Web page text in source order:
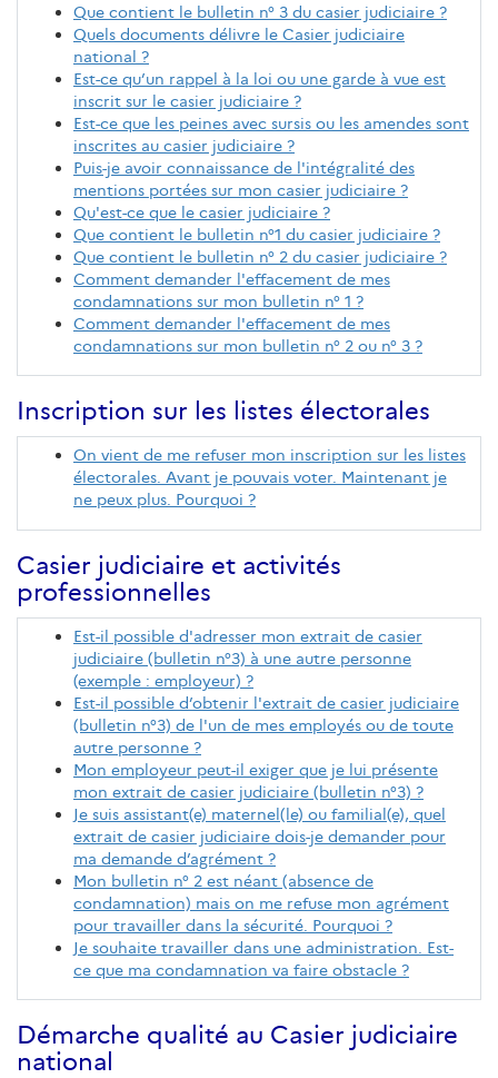
Que contient le bulletin n° 3 du casier judiciaire ?
Quels documents délivre le Casier judiciaire
national ?
Est-ce qu’un rappel à la loi ou une garde à vue est
inscrit sur le casier judiciaire ?
Est-ce que les peines avec sursis ou les amendes sont
inscrites au casier judiciaire ?
Puis-je avoir connaissance de l'intégralité des
mentions portées sur mon casier judiciaire ?
Qu'est-ce que le casier judiciaire ?
Que contient le bulletin n°1 du casier judiciaire ?
Que contient le bulletin n° 2 du casier judiciaire ?
Comment demander l'effacement de mes
condamnations sur mon bulletin n° 1 ?
Comment demander l'effacement de mes
condamnations sur mon bulletin n° 2 ou n° 3 ?
Inscription sur les listes électorales
On vient de me refuser mon inscription sur les listes
électorales. Avant je pouvais voter. Maintenant je
ne peux plus. Pourquoi ?
Casier judiciaire et activités
professionnelles
Est-il possible d'adresser mon extrait de casier
judiciaire (bulletin n°3) à une autre personne
(exemple : employeur) ?
Est-il possible d’obtenir l'extrait de casier judiciaire
(bulletin n°3) de l'un de mes employés ou de toute
autre personne ?
Mon employeur peut-il exiger que je lui présente
mon extrait de casier judiciaire (bulletin n°3) ?
Je suis assistant(e) maternel(le) ou familial(e), quel
extrait de casier judiciaire dois-je demander pour
ma demande d’agrément ?
Mon bulletin n° 2 est néant (absence de
condamnation) mais on me refuse mon agrément
pour travailler dans la sécurité. Pourquoi ?
Je souhaite travailler dans une administration. Est-
ce que ma condamnation va faire obstacle ?
Démarche qualité au Casier judiciaire
national